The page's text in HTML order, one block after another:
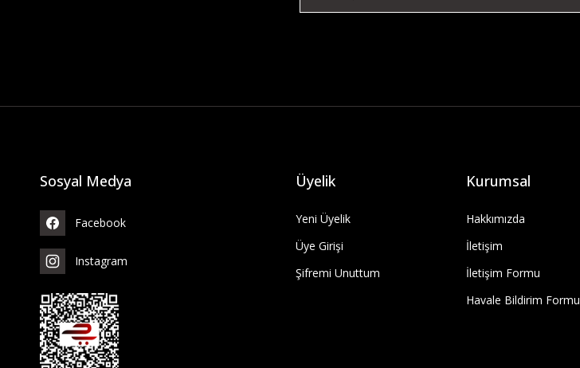
Sosyal Medya
Facebook
Instagram
Üyelik
Yeni Üyelik
Üye Girişi
Şifremi Unuttum
Kurumsal
Hakkımızda
İletişim
İletişim Formu
Havale Bildirim Formu